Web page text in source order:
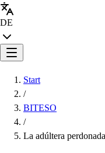
DE
Start
/
BITESO
/
La adúltera perdonada